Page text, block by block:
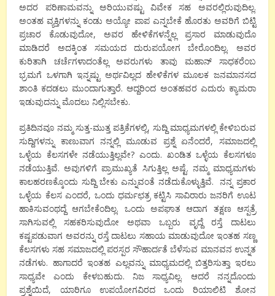
ಅದರ ಪರಿಣಾಮವನ್ನು ಅರಿಯುವಷ್ಟು ವಿವೇಕ ಸಹ ಅವರಲ್ಲಿರುವುದಿಲ್ಲ.
ಅಂತಹ ವ್ಯಕ್ತಿಗಳನ್ನು ಕಂಡು ಅಯ್ಯೋ ಪಾಪ ಎನ್ನಬೇಕೆ ಹೊರತು ಅವರಿಗೆ ಬಿಟ್ಟಿ
ಪ್ರಚಾರ ಕೊಡುವುದೋ, ಅವರ ಹೇಳಿಕೆಗಳನ್ನೆಲ್ಲ ಪ್ರಸಾರ ಮಾಡುವುದೊ
ಮಾಡಿದರೆ ಅದಕ್ಕಿಂತ ಸಮಯದ ದುರುಪಯೋಗ ಬೇರೊಂದಿಲ್ಲ. ಅವರ
ಕುರಿತಾಗಿ ಚರ್ಚೆಗಳಾದಂತೆಲ್ಲ ಅವರುಗಳು ತಾವು ಮಹಾನ್ ಸಾಧಕರೆಂಬ
ಭ್ರಮಗೆ ಒಳಗಾಗಿ ಇನ್ನಷ್ಟು ಅರ್ಥವಿಲ್ಲದ ಹೇಳಿಕೆಗಳ ಮೂಲಕ ಜನಮಾನಸದ
ಶಾಂತಿ ಕದಡಲು ಮುಂದಾಗುತ್ತಾರೆ. ಆದ್ದರಿಂದ ಅಂತಹವರ ಎದುರು ಕ್ಯಾಮರಾ
ಇಡುವುದನ್ನು ಮೊದಲು ನಿಲ್ಲಿಸಬೇಕು.
ಪ್ರತಿದಿನವೂ ನಮ್ಮ ಸುತ್ತ-ಮುತ್ತ ಪತ್ರಿಕೆಗಳಲ್ಲಿ, ಸುದ್ದಿ ಮಾಧ್ಯಮಗಳಲ್ಲಿ ಕೇಳಿಬರುವ
ಸುದ್ದಿಗಳನ್ನು ಕಾಣುವಾಗ ನನ್ನಲ್ಲಿ ಮೂಡುವ ಪ್ರಶ್ನೆ ಏನೆಂದರೆ, ಸಮಾಜದಲ್ಲಿ
ಒಳ್ಳೆಯ ಕೆಲಸಗಳೇ ನಡೆಯುತ್ತಿಲ್ಲವೇ? ಎಂದು. ಖಂಡಿತ ಒಳ್ಳೆಯ ಕೆಲಸಗಳೂ
ನಡೆಯುತ್ತಿವೆ. ಅವುಗಳಿಗೆ ಪ್ರಾಮುಖ್ಯತೆ ಸಿಗುತ್ತಿಲ್ಲ ಅಷ್ಟೆ. ನಮ್ಮ ಮಾಧ್ಯಮಗಳು
ಕಾಲಹರಣಕ್ಕೊಂದು ಸುದ್ದಿ ಬೇಕು ಎನ್ನುವಂತೆ ನಡೆದುಕೊಳ್ಳುತ್ತಿವೆ. ನನ್ನ ಪ್ರಕಾರ
ಒಳ್ಳೆಯ ಕೆಲಸ ಎಂದರೆ, ಒಂದು ಧರ್ಮಛತ್ರ ಕಟ್ಟಿಸಿ ಸಾವಿರಾರು ಜನರಿಗೆ ಊಟ
ಹಾಕಿಸುವಂಥದ್ದೆ ಆಗಬೇಕೆಂದಿಲ್ಲ. ಒಂದು ಅಪಘಾತ ಆದಾಗ ತಕ್ಷಣ ಆಸ್ಪತ್ರೆ
ಸಾಗಿಸುವಲ್ಲಿ ಸಹಕರಿಸುವುದೋ ಅಥವಾ ಒಬ್ಬರು ವೃದ್ದೆ ರಸ್ತೆ ದಾಟಲು
ಕಷ್ಟಪಡುವಾಗ ಅವರನ್ನು ರಸ್ತೆ ದಾಟಲು ಸಹಾಯ ಮಾಡುವುದೋ ಇಂತಹ ಸಣ್ಣ
ಕೆಲಸಗಳು ಸಹ ಸಮಾಜದಲ್ಲಿ ಪರಸ್ಪರ ಸೌಹಾರ್ದತೆ ಬೆಳೆಸುವ ಮಾನವನ ಉನ್ನತ
ನಡೆಗಳು. ಹಾಗಾದರೆ ಇಂತಹ ಎಲ್ಲವನ್ನು ಮಾಧ್ಯಮದಲ್ಲಿ ಬಿತ್ತರಿಸುತ್ತಾ ಇರಲು
ಸಾಧ್ಯವೇ ಎಂದು ಕೇಳಬಹುದು. ನಿಜ ಸಾಧ್ಯವಿಲ್ಲ. ಆದರೆ ನನ್ನದೊಂದು
ಪ್ರಶ್ನೆಯಿದೆ, ಯಾರಿಗೂ ಉಪಯೋಗವಿರದ ಒಂದು ರಿಯಾಲಿಟಿ ಶೋನ